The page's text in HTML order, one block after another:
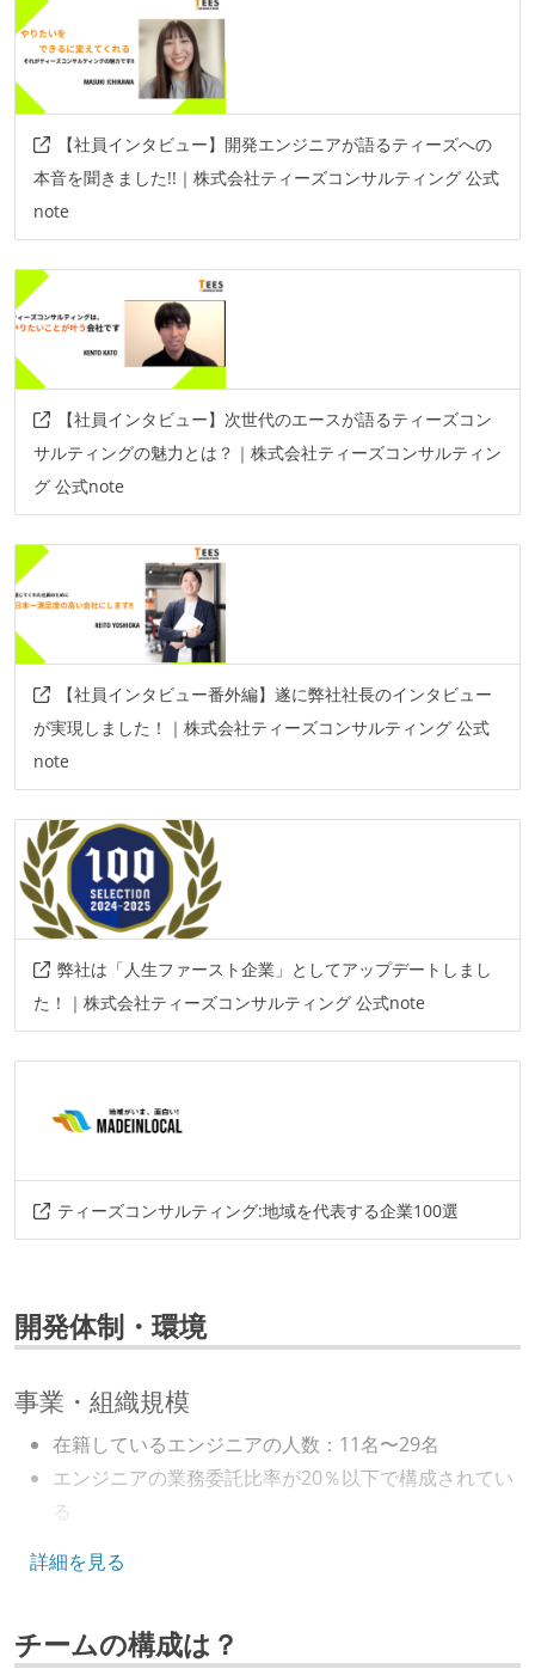
【社員インタビュー】開発エンジニアが語るティーズへの
本音を聞きました!!｜株式会社ティーズコンサルティング 公式
note
【社員インタビュー】次世代のエースが語るティーズコン
サルティングの魅力とは？｜株式会社ティーズコンサルティン
グ 公式note
【社員インタビュー番外編】遂に弊社社長のインタビュー
が実現しました！｜株式会社ティーズコンサルティング 公式
note
弊社は「人生ファースト企業」としてアップデートしまし
た！｜株式会社ティーズコンサルティング 公式note
ティーズコンサルティング:地域を代表する企業100選
開発体制・環境
事業・組織規模
在籍しているエンジニアの人数：11名〜29名
エンジニアの業務委託比率が20％以下で構成されてい
る
キャリアパス
いる
詳細を見る
チームの構成は？